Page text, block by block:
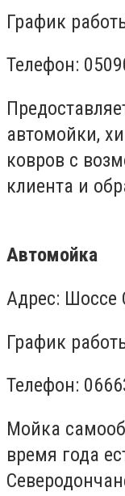
График
Телефон:
автомойки,
ковров с
клиента и
Автомойка
Адрес: Шоссе
График
Телефон:
Мойка
время года